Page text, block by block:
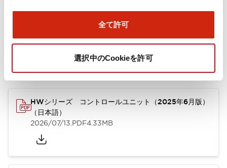
全て許可
選択中のCookieを許可
ドキュメントとファイル
取扱説明書 CAD 規格・認証
HWシリーズ コントロールユニット（2025年6月版）
（日本語）
2026/07/13.PDF4.33MB